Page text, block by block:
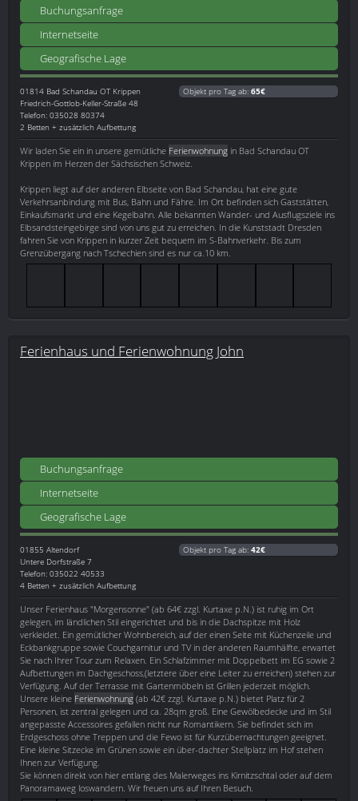
Buchungsanfrage
Internetseite
Geografische Lage
01814 Bad Schandau OT Krippen
Friedrich-Gottlob-Keller-Straße 48
Telefon: 035028 80374
2 Betten + zusätzlich Aufbettung
Objekt pro Tag ab: 65€
Wir laden Sie ein in unsere gemütliche Ferienwohnung in Bad Schandau OT
Krippen im Herzen der Sächsischen Schweiz.
Krippen liegt auf der anderen Elbseite von Bad Schandau, hat eine gute
Verkehrsanbindung mit Bus, Bahn und Fähre. Im Ort befinden sich Gaststätten,
Einkaufsmarkt und eine Kegelbahn. Alle bekannten Wander- und Ausflugsziele ins
Elbsandsteingebirge sind von uns gut zu erreichen. In die Kunststadt Dresden
fahren Sie von Krippen in kurzer Zeit bequem im S-Bahnverkehr. Bis zum
Grenzübergang nach Tschechien sind es nur ca.10 km.
Ferienhaus und Ferienwohnung John
Buchungsanfrage
Internetseite
Geografische Lage
01855 Altendorf
Untere Dorfstraße 7
Telefon: 035022 40533
4 Betten + zusätzlich Aufbettung
Objekt pro Tag ab: 42€
Unser Ferienhaus "Morgensonne" (ab 64€ zzgl. Kurtaxe p.N.) ist ruhig im Ort
gelegen, im ländlichen Stil eingerichtet und bis in die Dachspitze mit Holz
verkleidet. Ein gemütlicher Wohnbereich, auf der einen Seite mit Küchenzeile und
Eckbankgruppe sowie Couchgarnitur und TV in der anderen Raumhälfte, erwartet
Sie nach Ihrer Tour zum Relaxen. Ein Schlafzimmer mit Doppelbett im EG sowie 2
Aufbettungen im Dachgeschoss,(letztere über eine Leiter zu erreichen) stehen zur
Verfügung. Auf der Terrasse mit Gartenmöbeln ist Grillen jederzeit möglich.
Unsere kleine Ferienwohnung (ab 42€ zzgl. Kurtaxe p.N.) bietet Platz für 2
Personen, ist zentral gelegen und ca. 28qm groß. Eine Gewölbedecke und im Stil
angepasste Accessoires gefallen nicht nur Romantikern. Sie befindet sich im
Erdgeschoss ohne Treppen und die Fewo ist für Kurzübernachtungen geeignet.
Eine kleine Sitzecke im Grünen sowie ein über-dachter Stellplatz im Hof stehen
Ihnen zur Verfügung.
Sie können direkt von hier entlang des Malerweges ins Kirnitzschtal oder auf dem
Panoramaweg loswandern. Wir freuen uns auf Ihren Besuch.